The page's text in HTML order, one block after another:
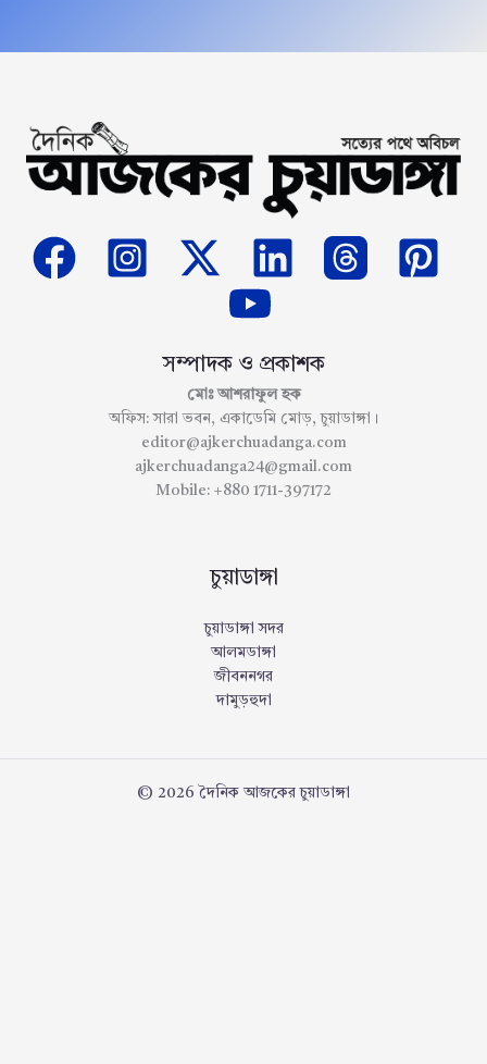
সম্পাদক ও প্রকাশক
মোঃ আশরাফুল হক
অফিস: সারা ভবন, একাডেমি মোড়, চুয়াডাঙ্গা।
editor@ajkerchuadanga.com
ajkerchuadanga24@gmail.com
Mobile: +880 1711-397172
চুয়াডাঙ্গা
চুয়াডাঙ্গা সদর
আলমডাঙ্গা
জীবননগর
দামুড়হুদা
© 2026 দৈনিক আজকের চুয়াডাঙ্গা